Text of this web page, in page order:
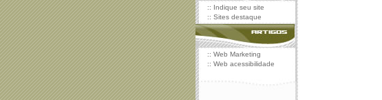
:: Indique seu site
:: Sites destaque
:: Web Marketing
:: Web acessibilidade